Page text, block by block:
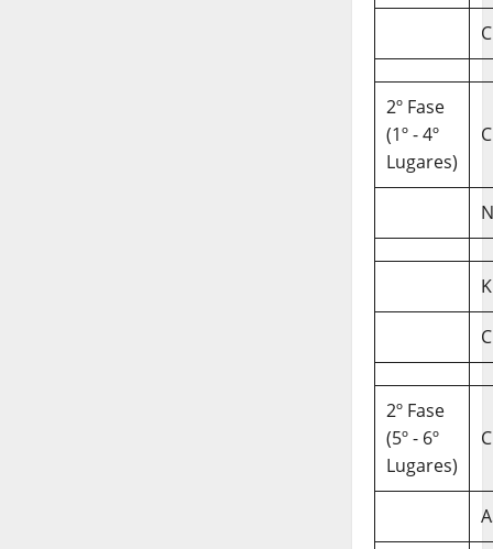
2º Fase
(1º - 4º
Lugares)
2º Fase
(5º - 6º
Lugares)